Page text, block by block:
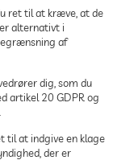
ret til at kræve, at de
alternativt i
af
dig, som du
artikel 20 GDPR og
til at indgive en klage
der er